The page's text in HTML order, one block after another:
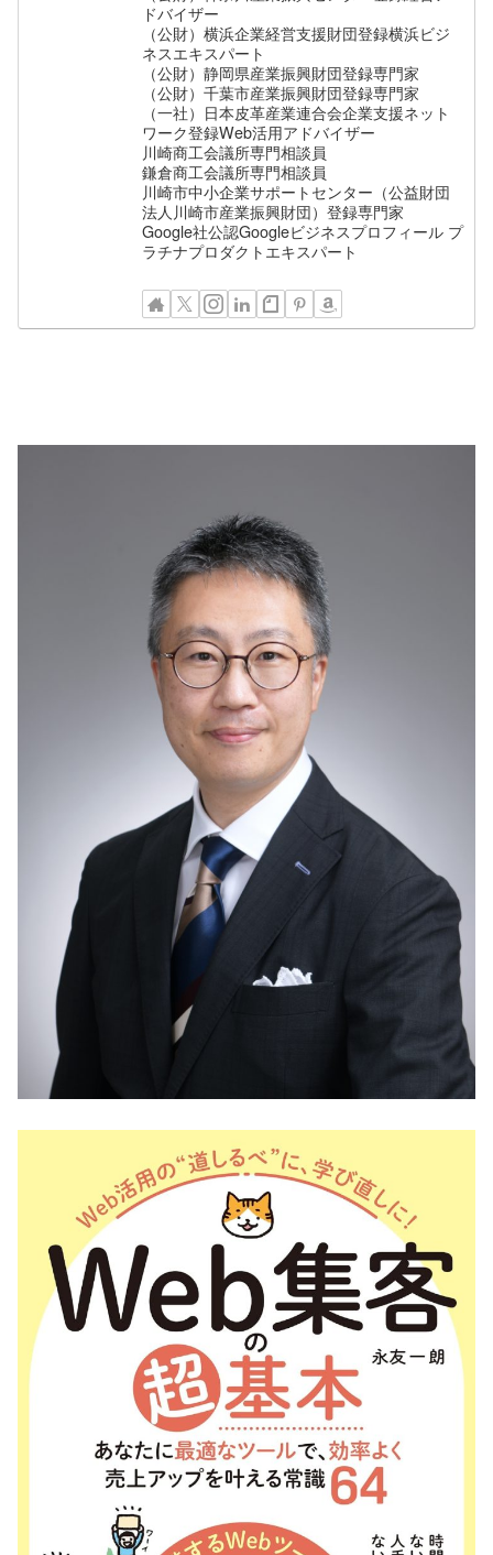
ドバイザー
（公財）横浜企業経営支援財団登録横浜ビジ
ネスエキスパート
（公財）静岡県産業振興財団登録専門家
（公財）千葉市産業振興財団登録専門家
（一社）日本皮革産業連合会企業支援ネット
ワーク登録Web活用アドバイザー
川崎商工会議所専門相談員
鎌倉商工会議所専門相談員
川崎市中小企業サポートセンター（公益財団
法人川崎市産業振興財団）登録専門家
Google社公認Googleビジネスプロフィール プ
ラチナプロダクトエキスパート